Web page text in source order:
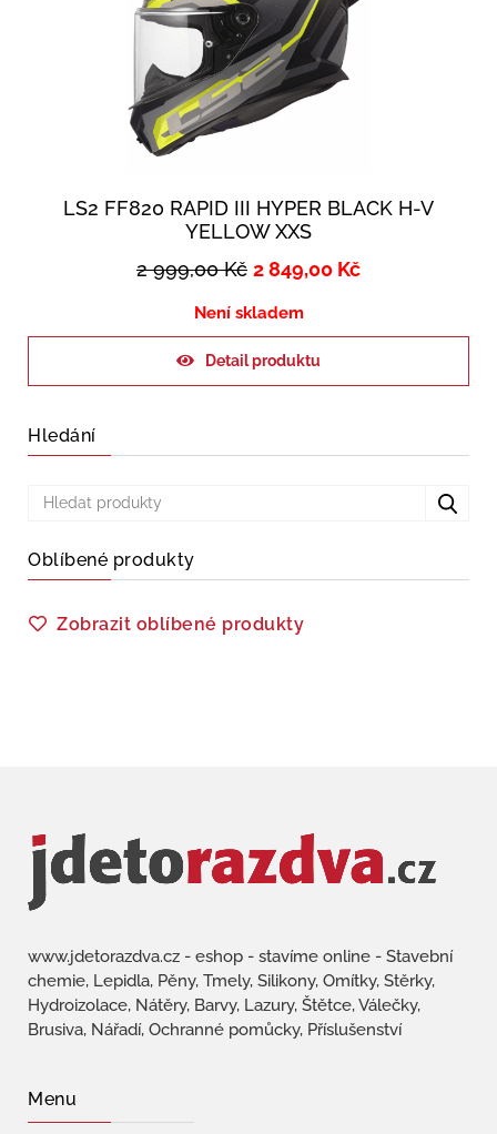
LS2 FF820 RAPID III HYPER BLACK H-V
YELLOW XXS
2 999,00Kč 2 849,00 Kč
Není skladem
Detail produktu
Hledání
Oblíbené produkty
Zobrazit oblíbené produkty
www.jdetorazdva.cz - eshop - stavíme online - Stavební
chemie, Lepidla, Pěny, Tmely, Silikony, Omítky, Stěrky,
Hydroizolace, Nátěry, Barvy, Lazury, Štětce, Válečky,
Brusiva, Nářadí, Ochranné pomůcky, Příslušenství
Menu